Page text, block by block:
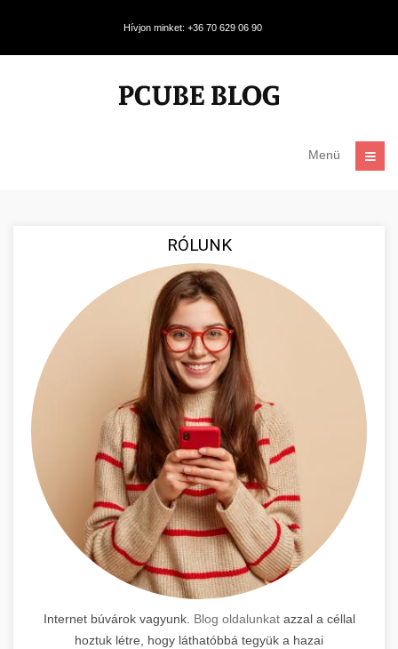
Hívjon minket: +36 70 629 06 90
Menü
RÓLUNK
Internet búvárok vagyunk. Blog oldalunkatazzal a céllal
hoztuk létre, hogy láthatóbbá tegyük a hazai